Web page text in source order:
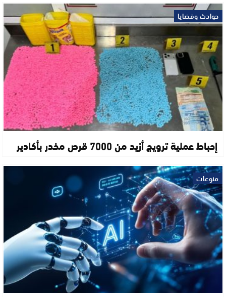
حوادث وقضايا
إحباط عملية ترويج أزيد من 7000 قرص مخدر بأكادير
منوعات